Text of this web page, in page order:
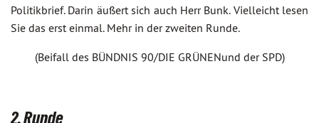
Politikbrief. Darin äußert sich auch Herr Bunk. Vielleicht lesen
Sie das erst einmal. Mehr in der zweiten Runde.
(Beifall des BÜNDNIS 90/DIE GRÜNENund der SPD)
2. Runde